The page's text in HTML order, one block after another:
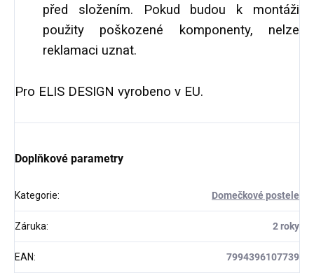
před složením. Pokud budou k montáži
použity poškozené komponenty, nelze
reklamaci uznat.
Pro ELIS DESIGN vyrobeno v EU.
Doplňkové parametry
Kategorie: Domečkové postele
Záruka: 2 roky
EAN: 7994396107739